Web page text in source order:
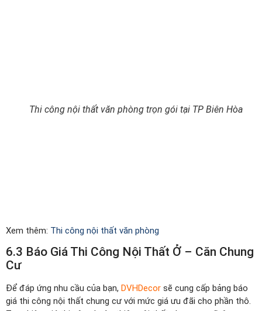
Thi công nội thất văn phòng trọn gói tại TP Biên Hòa
Xem thêm: Thi công nội thất văn phòng
6.3 Báo Giá Thi Công Nội Thất Ở – Căn Chung
Cư
Để đáp ứng nhu cầu của bạn, DVHDecor sẽ cung cấp bảng báo
giá thi công nội thất chung cư với mức giá ưu đãi cho phần thô.